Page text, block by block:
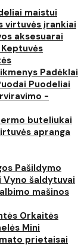
maistui
virtuvės įrankiai
aksesuarai
Keptuvės
Padėklai
Puodeliai
-
buteliukai
apranga
Pašildymo
Vyno šaldytuvai
mašinos
Orkaitės
Mini
prietaisai